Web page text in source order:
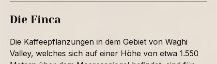
Die Finca
Die Kaffeepflanzungen in dem Gebiet von Waghi
Valley, welches sich auf einer Höhe von etwa 1.550